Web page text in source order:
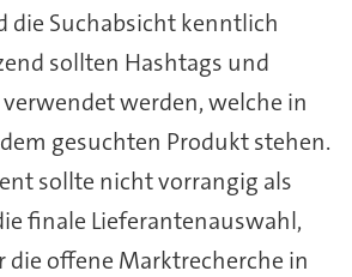
die Suchabsicht kenntlich
sollten Hashtags und
werden, welche in
gesuchten Produkt stehen.
sollte nicht vorrangig als
finale Lieferantenauswahl,
die offene Marktrecherche in